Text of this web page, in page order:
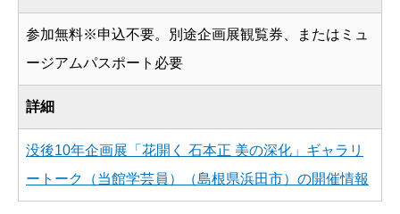
参加無料※申込不要。別途企画展観覧券、またはミュ
ージアムパスポート必要
詳細
没後10年企画展「花開く 石本正 美の深化」ギャラリ
ートーク（当館学芸員）（島根県浜田市）の開催情報